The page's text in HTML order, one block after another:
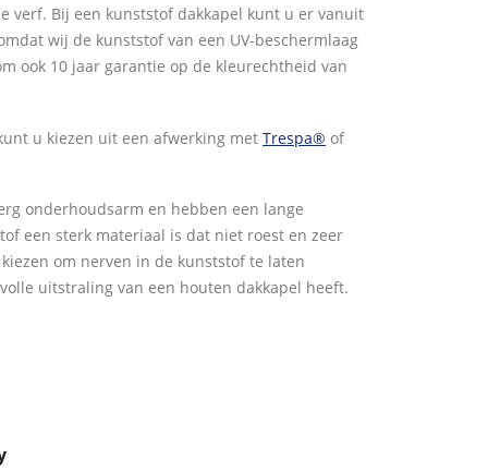
verf. Bij een kunststof dakkapel kunt u er vanuit
wij de kunststof van een UV-beschermlaag
ook 10 jaar garantie op de kleurechtheid van
u kiezen uit een afwerking met Trespa® of
onderhoudsarm en hebben een lange
een sterk materiaal is dat niet roest en zeer
om nerven in de kunststof te laten
uitstraling van een houten dakkapel heeft.